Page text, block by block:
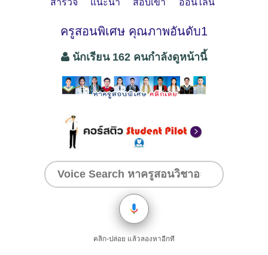
สำรวจ แนะนำ สอบเข้า ออนไลน์
ครูสอนพิเศษ คุณภาพอันดับ1
นักเรียน 162 คนกำลังดูหน้านี้
คลิก-ปล่อย แล้วลองหาอีกที